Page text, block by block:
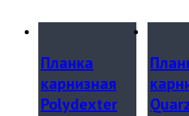
Планка
карнизная
Polydexter